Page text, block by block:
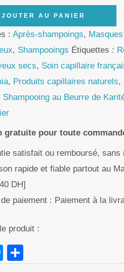
AU PANIER
:Après-shampoings,
, Shampooings Étiquettes :
secs, Soin capillaire
, Produits capillaires naturels,
Shampooing au Beurre de
gratuite pour toute
satisfait ou remboursé, sans
rapide et fiable partout au
DH]
paiement : Paiement à la
produit :
Messenger